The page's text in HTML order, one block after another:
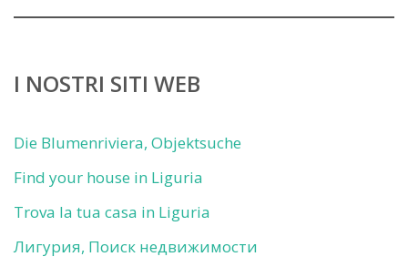
I NOSTRI SITI WEB
Die Blumenriviera, Objektsuche
Find your house in Liguria
Trova la tua casa in Liguria
Лигурия, Поиск недвижимости